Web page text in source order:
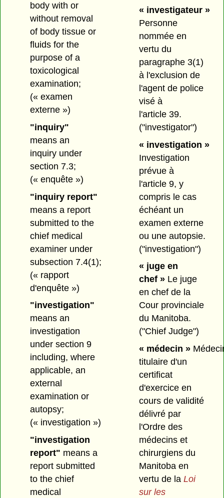
body with or
without removal
of body tissue or
fluids for the
purpose of a
toxicological
examination;
(« examen
externe »)
"inquiry"
means an
inquiry under
section 7.3;
(« enquête »)
"inquiry report"
means a report
submitted to the
chief medical
examiner under
subsection 7.4(1);
(« rapport
d'enquête »)
"investigation"
means an
investigation
under section 9
including, where
applicable, an
external
examination or
autopsy;
(« investigation »)
"investigation
report" means a
report submitted
to the chief
medical
« investigateur »
Personne
nommée en
vertu du
paragraphe 3(1)
à l'exclusion de
l'agent de police
visé à
l'article 39.
("investigator")
« investigation »
Investigation
prévue à
l'article 9, y
compris le cas
échéant un
examen externe
ou une autopsie.
("investigation")
« juge en
chef »Le juge
en chef de la
Cour provinciale
du Manitoba.
("Chief Judge")
« médecin »
titulaire d'un
certificat
d'exercice en
cours de validité
délivré par
l'Ordre des
médecins et
chirurgiens du
Manitoba en
vertu de la Loi
sur les